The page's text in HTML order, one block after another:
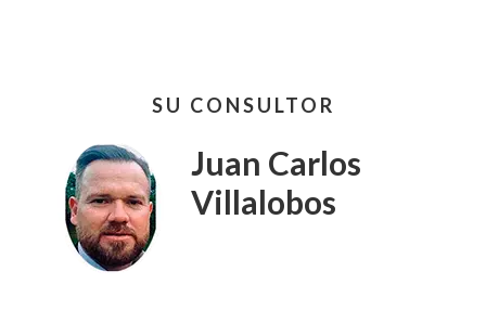
primaria
SU CONSULTOR
Juan Carlos
Villalobos